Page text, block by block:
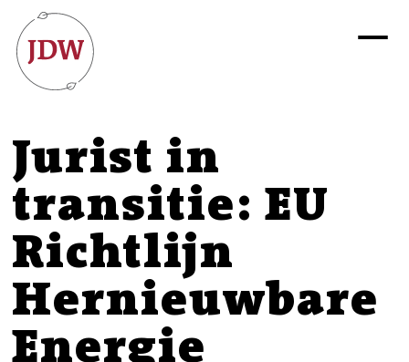
Jurist in
transitie: EU
Richtlijn
Hernieuwbare
Energie